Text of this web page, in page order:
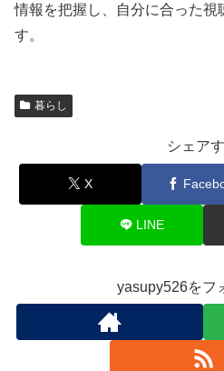
情報を把握し、自分に合った
す。
暮らし
シェア
X
LINE
yasupy526をフ